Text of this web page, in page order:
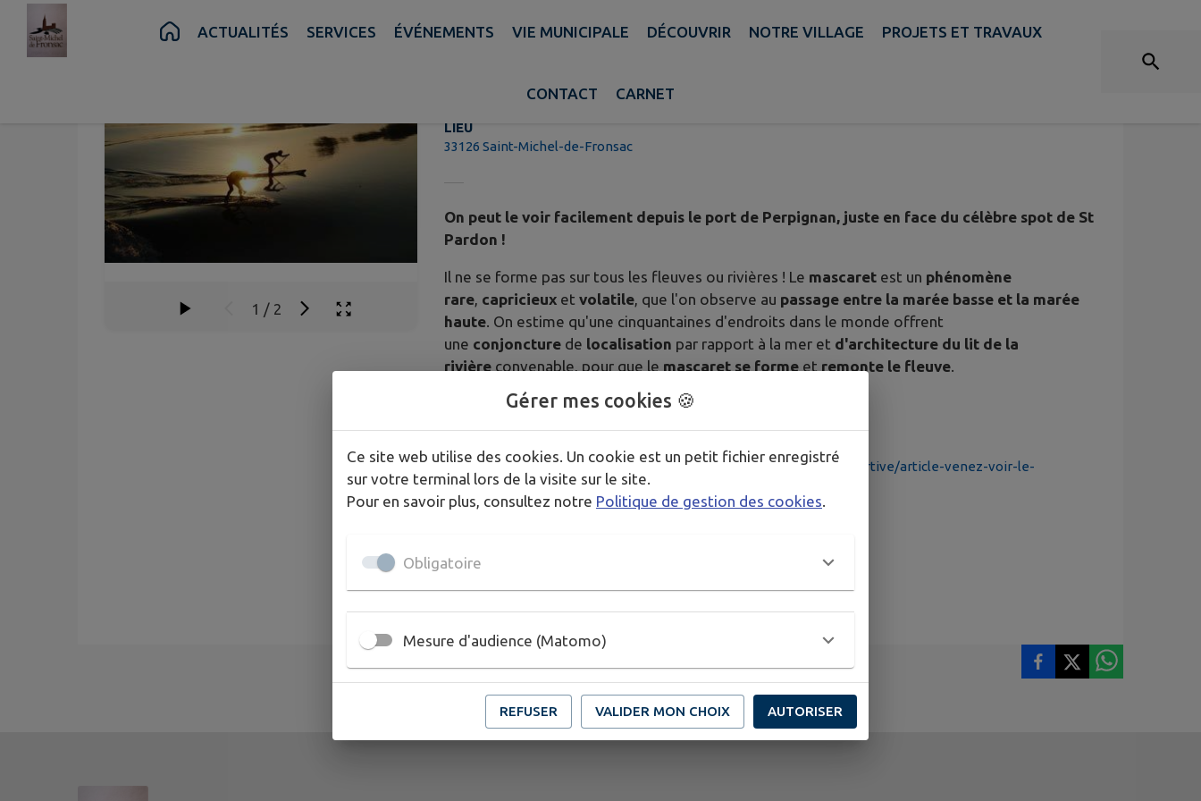
Contenu Recherche Pied de page
ACTUALITÉS SERVICES ÉVÉNEMENTS VIE MUNICIPALE DÉCOUVRIR NOTRE VILLAGE PROJETS ET TRAVAUX
CONTACT CARNET
1 / 2
LIEU
33126 Saint-Michel-de-Fronsac
On peut le voir facilement depuis le port de Perpignan, juste en face du célèbre spot de St
Pardon !
Il ne se forme pas sur tous les fleuves ou rivières ! Le mascaret est un phénomène
rare, capricieux et volatile, que l'on observe au passage entre la marée basse et la marée
haute. On estime qu'une cinquantaines d'endroits dans le monde offrent
une conjoncture de localisation par rapport à la mer et d'architecture du lit de la
rivière convenable, pour que le mascaret se forme et remonte le fleuve.
PLUS D'INFORMATIONS
https://www.guide-bordeaux-gironde.com/fr/selon-mes-envies/sportive/article-venez-voir-le-
mascaret-vague-geante-sur-la-riviere--25.html
Gérer mes cookies 🍪
Ce site web utilise des cookies. Un cookie est un petit fichier enregistré
sur votre terminal lors de la visite sur le site.
Pour en savoir plus, consultez notre Politique de gestion des cookies.
Obligatoire
Mesure d'audience (Matomo)
REFUSER VALIDER MON CHOIX AUTORISER